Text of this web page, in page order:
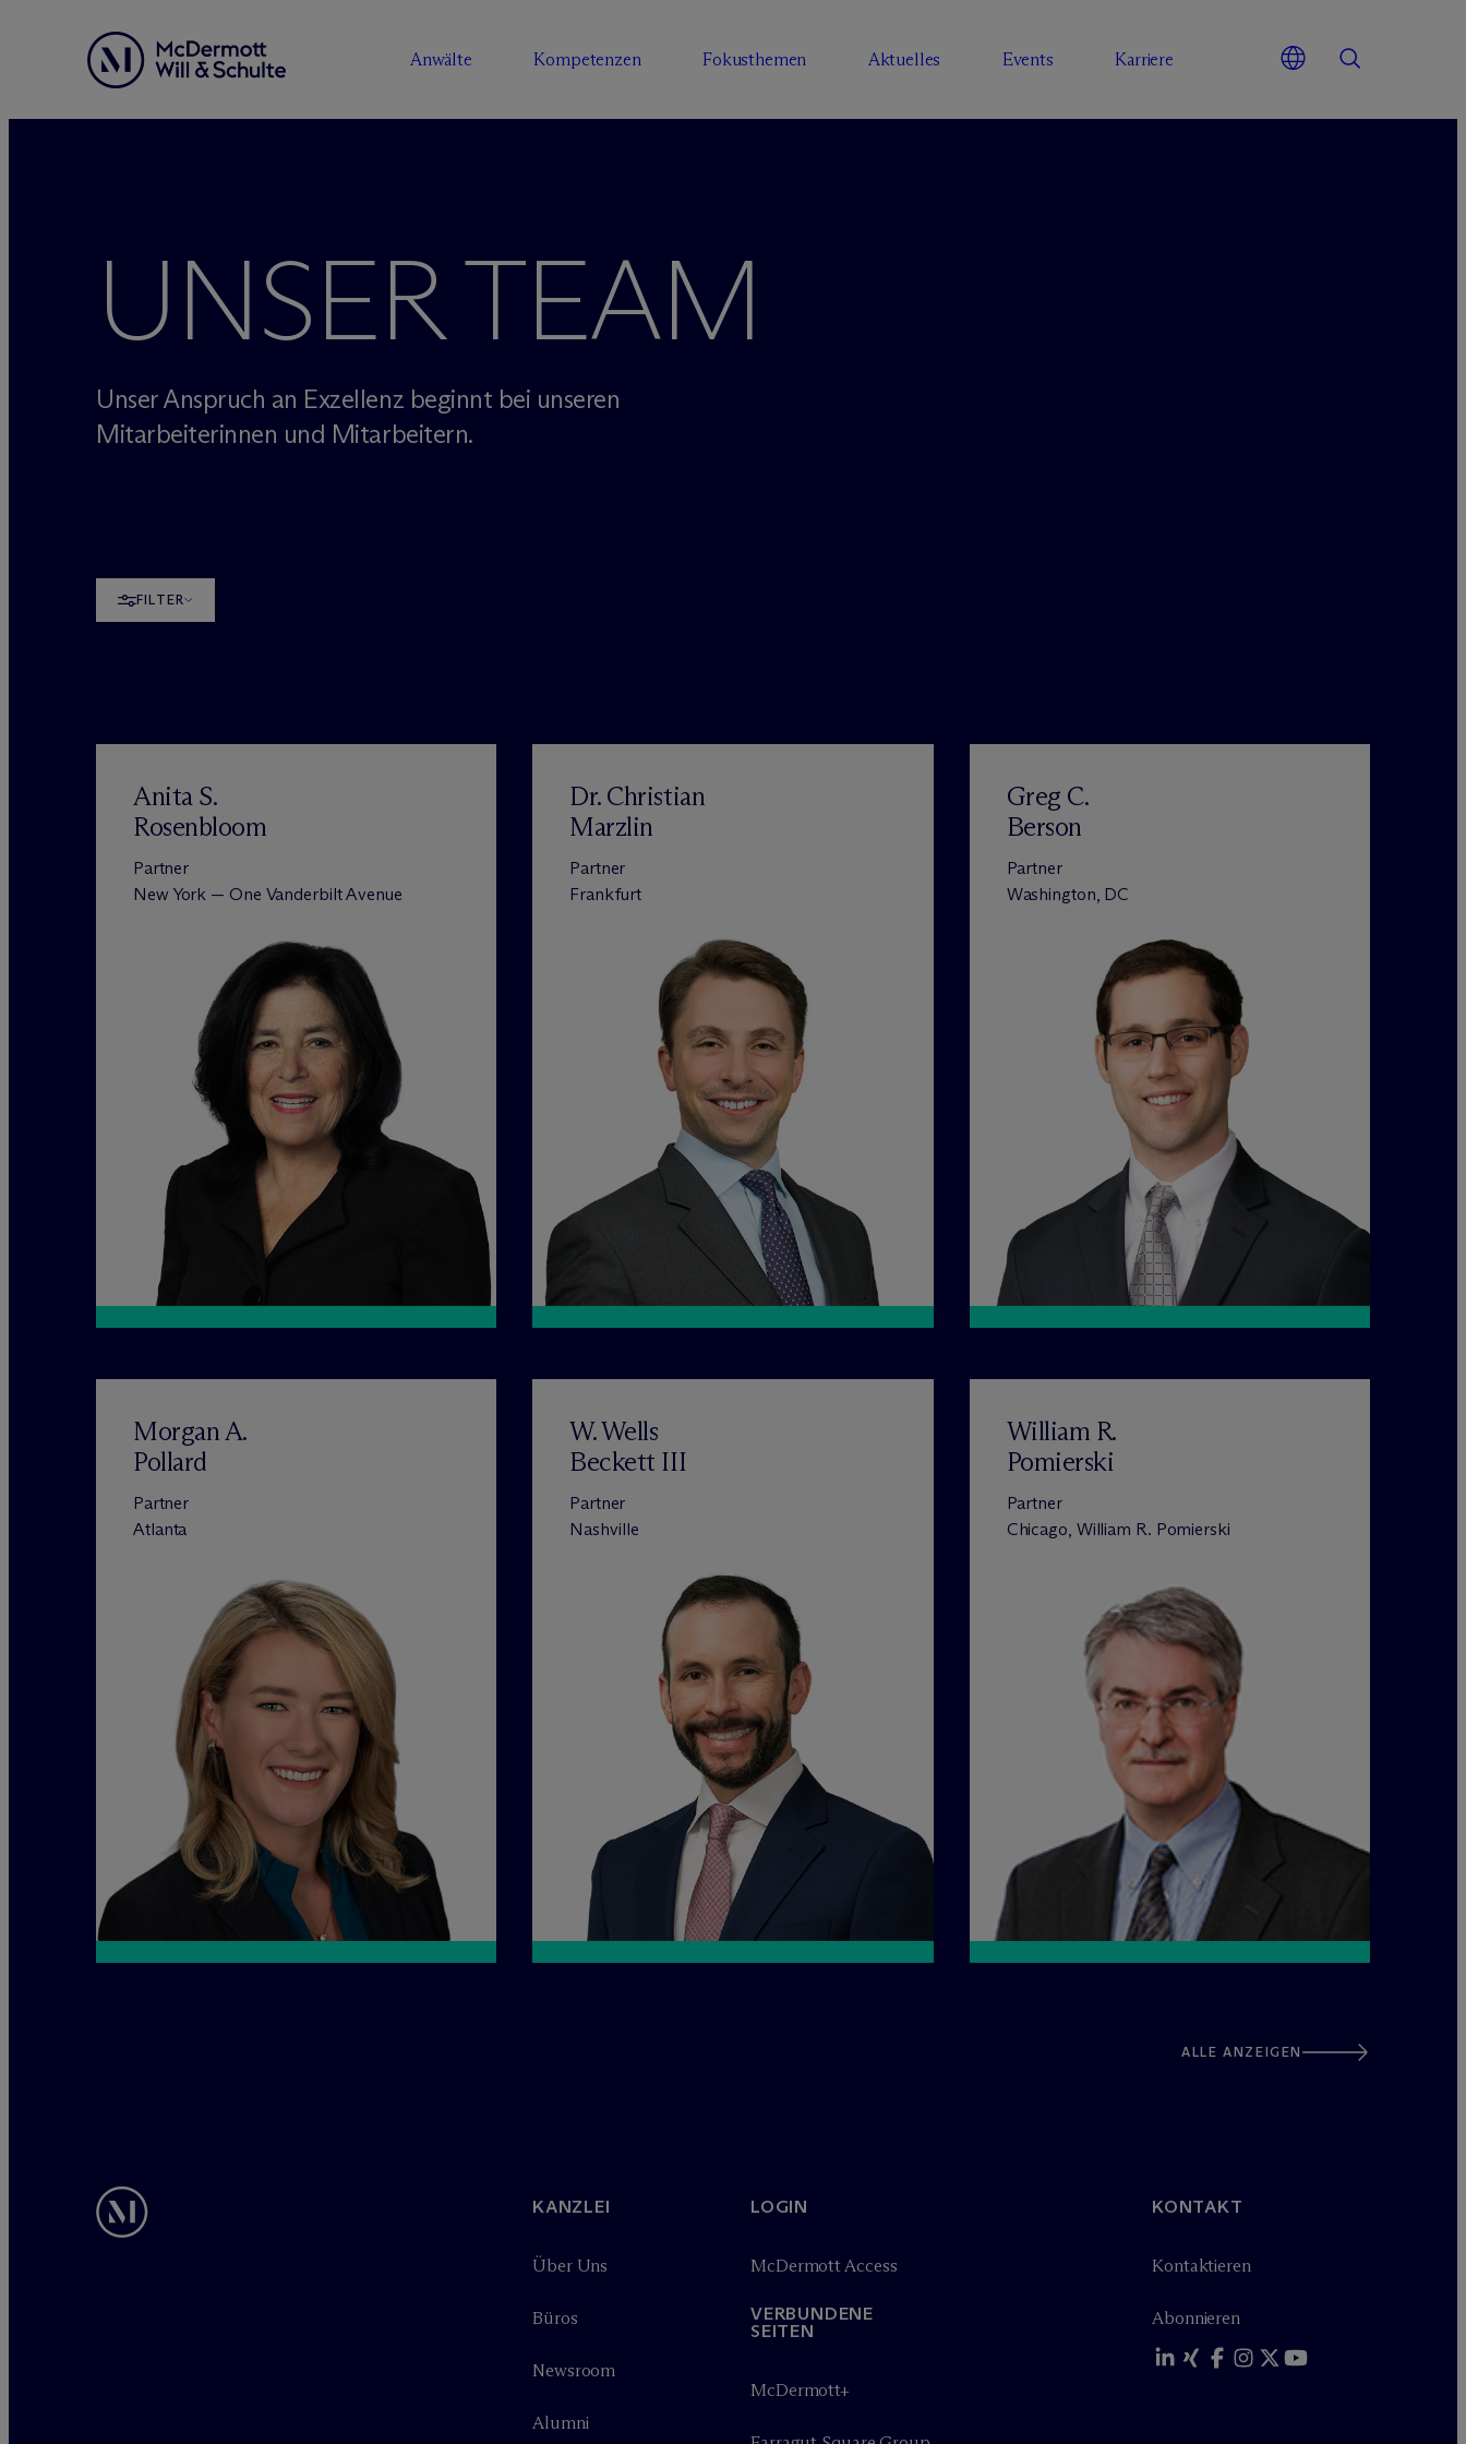
Anwälte Kompetenzen Fokusthemen Aktuelles Events Karriere
UNSER TEAM
Unser Anspruch an Exzellenz beginnt bei unseren
Mitarbeiterinnen und Mitarbeitern.
FILTER
Anita S.
Rosenbloom
Partner
New York — One Vanderbilt Avenue
Dr. Christian
Marzlin
Partner
Frankfurt
Greg C.
Berson
Partner
Washington, DC
Morgan A.
Pollard
Partner
Atlanta
W. Wells
Beckett III
Partner
Nashville
William R.
Pomierski
Partner
Chicago, William R. Pomierski
ALLE ANZEIGEN
KANZLEI
Über Uns
Büros
Newsroom
Alumni
LOGIN
McDermott Access
VERBUNDENE
SEITEN
McDermott+
KONTAKT
Kontaktieren
Abonnieren